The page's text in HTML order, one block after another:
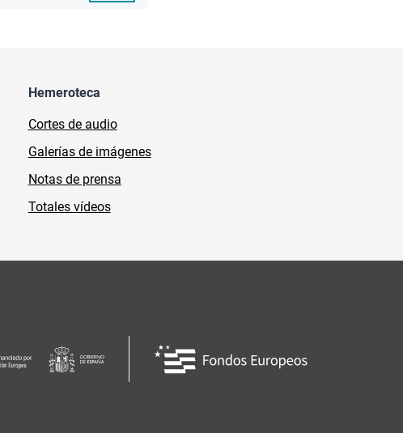
Hemeroteca
Cortes de audio
Galerías de imágenes
Notas de prensa
Totales vídeos